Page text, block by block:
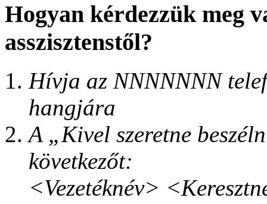
Hogyan kérdezzük meg
asszisztenstől?
Hívja az NNNNNNN
hangjára
A „Kivel szeretne
következőt:
<Vezetéknév>